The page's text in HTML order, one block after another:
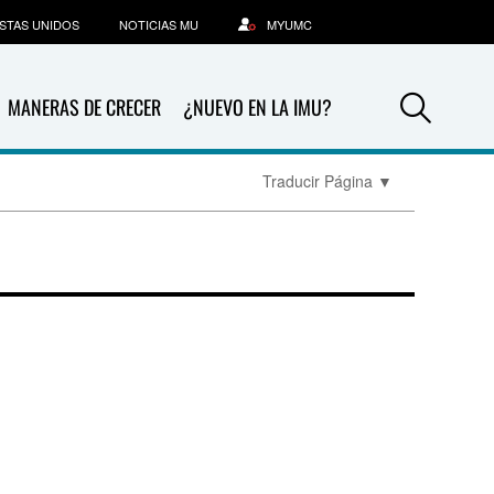
MANERAS DE CRECER ¿NUEVO EN LA IMU?
UNIDOS NOTICIAS MU MYUMC
Traducir Página ▼